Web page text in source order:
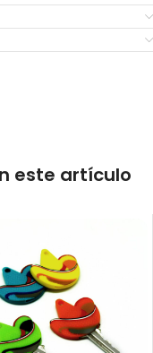
este artículo